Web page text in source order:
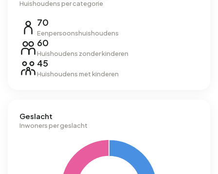
Huishoudens per categorie
70
Eenpersoonshuishoudens
60
Huishoudens zonder kinderen
45
Huishoudens met kinderen
Geslacht
Inwoners per geslacht